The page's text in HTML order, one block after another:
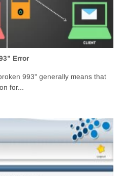
Error
993” generally means that
for...